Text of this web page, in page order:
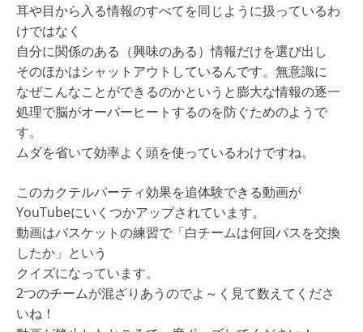
耳や目から入る情報のすべてを同じように扱っているわ
けではなく
自分に関係のある（興味のある）情報だけを選び出し
そのほかはシャットアウトしているんです。無意識に
なぜこんなことができるのかというと膨大な情報の逐一
処理で脳がオーバーヒートするのを防ぐためのようで
す。
ムダを省いて効率よく頭を使っているわけですね。
このカクテルパーティ効果を追体験できる動画が
YouTubeにいくつかアップされています。
動画はバスケットの練習で「白チームは何回パスを交換
したか」という
クイズになっています。
2つのチームが混ざりあうのでよ～く見て数えてくださ
いね！